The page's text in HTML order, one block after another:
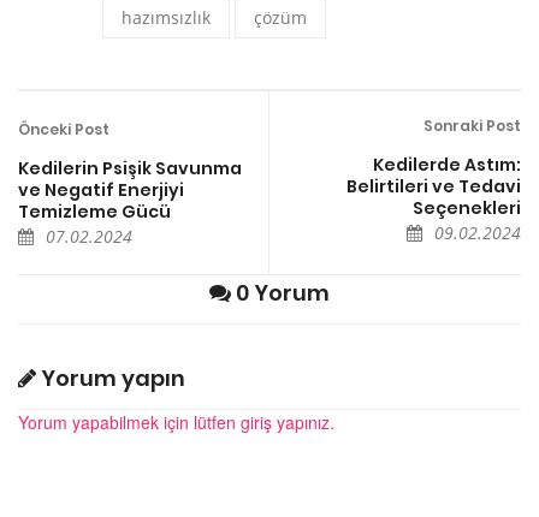
hazımsızlık çözüm
Önceki Post
Kedilerin Psişik Savunma
ve Negatif Enerjiyi
Temizleme Gücü
07.02.2024
Sonraki Post
Kedilerde Astım:
Belirtileri ve Tedavi
Seçenekleri
09.02.2024
0 Yorum
Yorum yapın
Yorum yapabilmek için lütfen giriş yapınız.